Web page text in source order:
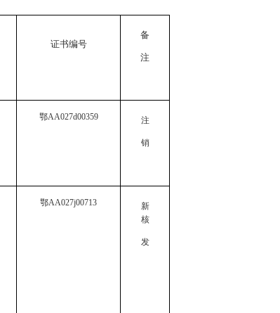
证书编号
备
注
鄂AA027d00359 注
销
鄂AA027j00713
新
核
发